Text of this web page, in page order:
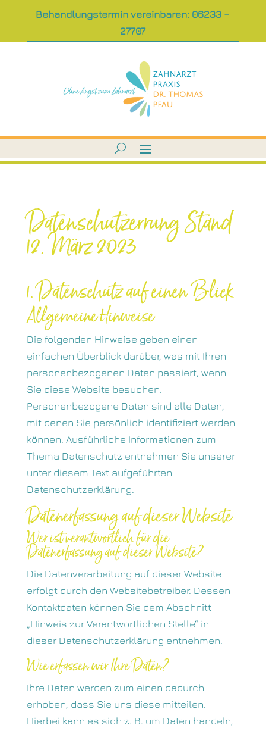
Behandlungstermin vereinbaren: 06233 –
27707
Datenschutzerrung Stand
12. März 2023
1. Datenschutz auf einen Blick
Allgemeine Hinweise
Die folgenden Hinweise geben einen
einfachen Überblick darüber, was mit Ihren
personenbezogenen Daten passiert, wenn
Sie diese Website besuchen.
Personenbezogene Daten sind alle Daten,
mit denen Sie persönlich identifiziert werden
können. Ausführliche Informationen zum
Thema Datenschutz entnehmen Sie unserer
unter diesem Text aufgeführten
Datenschutzerklärung.
Datenerfassung auf dieser Website
Wer ist verantwortlich für die
Datenerfassung auf dieser Website?
Die Datenverarbeitung auf dieser Website
erfolgt durch den Websitebetreiber. Dessen
Kontaktdaten können Sie dem Abschnitt
„Hinweis zur Verantwortlichen Stelle“ in
dieser Datenschutzerklärung entnehmen.
Wie erfassen wir Ihre Daten?
Ihre Daten werden zum einen dadurch
erhoben, dass Sie uns diese mitteilen.
Hierbei kann es sich z. B. um Daten handeln,